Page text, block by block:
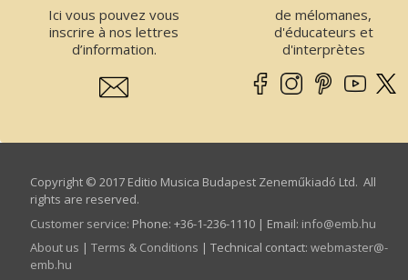
Ici vous pouvez vous
inscrire à nos lettres
d’information.
de mélomanes,
d'éducateurs et
d'interprètes
Copyright © 2017 Editio Musica Budapest Zeneműkiadó Ltd. All
rights are reserved.
Customer service: Phone: +36-1-236-1110 | Email: info­@­emb.hu
About us | Terms & Conditions | Technical contact: webmaster­@­
emb.hu